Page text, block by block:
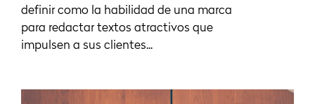
definir como la habilidad de una marca
para redactar textos atractivos que
impulsen a sus clientes...